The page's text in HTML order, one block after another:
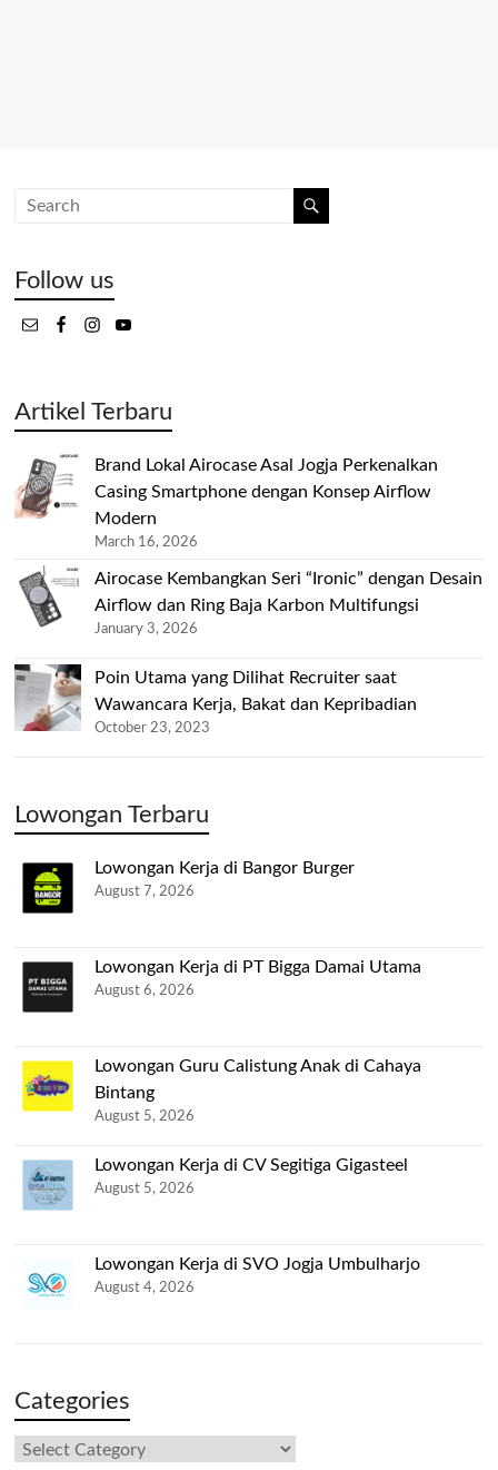
Follow us
Artikel Terbaru
Brand Lokal Airocase Asal Jogja Perkenalkan
Casing Smartphone dengan Konsep Airflow
Modern
March 16, 2026
Airocase Kembangkan Seri “Ironic” dengan Desain
Airflow dan Ring Baja Karbon Multifungsi
January 3, 2026
Poin Utama yang Dilihat Recruiter saat
Wawancara Kerja, Bakat dan Kepribadian
October 23, 2023
Lowongan Terbaru
Lowongan Kerja di Bangor Burger
August 7, 2026
Lowongan Kerja di PT Bigga Damai Utama
August 6, 2026
Lowongan Guru Calistung Anak di Cahaya
Bintang
August 5, 2026
Lowongan Kerja di CV Segitiga Gigasteel
August 5, 2026
Lowongan Kerja di SVO Jogja Umbulharjo
August 4, 2026
Categories
Categories